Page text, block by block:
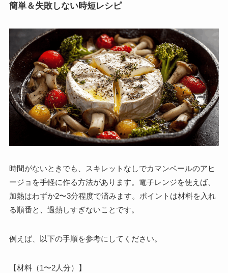
簡単＆失敗しない時短レシピ
時間がないときでも、スキレットなしでカマンベールのアヒ
ージョを手軽に作る方法があります。電子レンジを使えば、
加熱はわずか2〜3分程度で済みます。ポイントは材料を入れ
る順番と、過熱しすぎないことです。
例えば、以下の手順を参考にしてください。
【材料（1〜2人分）】